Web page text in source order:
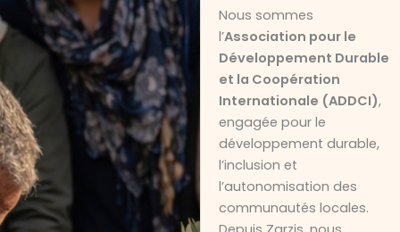
Nous sommes
l’Association pour le
Développement Durable
et la Coopération
Internationale (ADDCI),
engagée pour le
développement durable,
l’inclusion et
l’autonomisation des
communautés locales.